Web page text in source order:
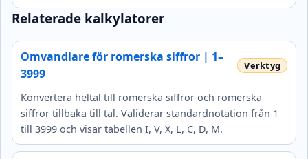
Relaterade kalkylatorer
Omvandlare för romerska siffror | 1–
3999
Konvertera heltal till romerska siffror och romerska
siffror tillbaka till tal. Validerar standardnotation från 1
till 3999 och visar tabellen I, V, X, L, C, D, M.